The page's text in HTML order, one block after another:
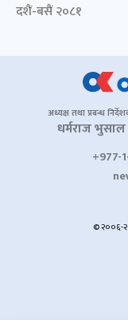
दशैं-बसैं २०८१
अध्यक्ष तथा प्रबन्ध
धर्मराज भुसाल
+977-
© २००६-